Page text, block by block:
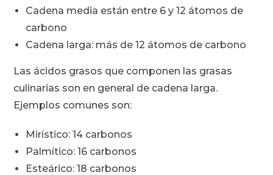
Cadena media están entre 6 y 12 átomos de
carbono
Cadena larga: más de 12 átomos de carbono
Las ácidos grasos que componen las grasas
culinarias son en general de cadena larga.
Ejemplos comunes son:
Mirístico: 14 carbonos
Palmítico: 16 carbonos
Esteárico: 18 carbonos